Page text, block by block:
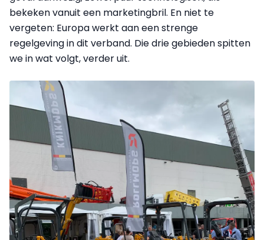
bekeken vanuit een marketingbril. En niet te
vergeten: Europa werkt aan een strenge
regelgeving in dit verband. Die drie gebieden spitten
we in wat volgt, verder uit.